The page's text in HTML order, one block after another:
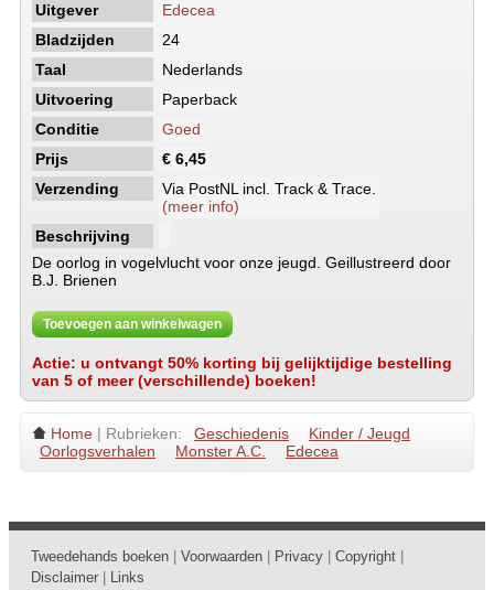
Uitgever
Edecea
Bladzijden
24
Taal
Nederlands
Uitvoering
Paperback
Conditie
Goed
Prijs
€ 6,45
Verzending
Via PostNL incl. Track & Trace.
(meer info)
Beschrijving
De oorlog in vogelvlucht voor onze jeugd. Geillustreerd door
B.J. Brienen
Toevoegen aan winkelwagen
Actie: u ontvangt 50% korting bij gelijktijdige bestelling
van 5 of meer (verschillende) boeken!
Home | Rubrieken: Geschiedenis
Kinder / Jeugd
Oorlogsverhalen
Monster A.C. Edecea
Tweedehands boeken Voorwaarden Privacy Copyright
Disclaimer
Links